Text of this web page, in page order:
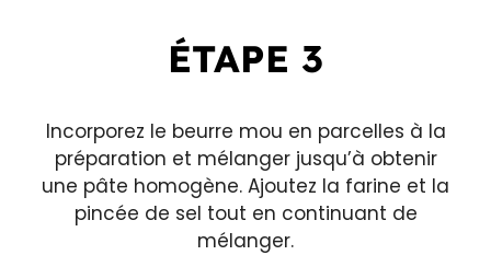
ÉTAPE 3
Incorporez le beurre mou en parcelles à la
préparation et mélanger jusqu’à obtenir
une pâte homogène. Ajoutez la farine et la
pincée de sel tout en continuant de
mélanger.